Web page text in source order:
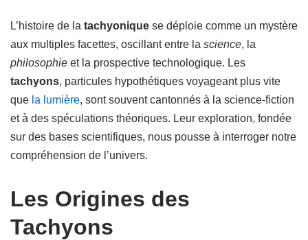
L’histoire de la tachyonique se déploie comme un mystère
aux multiples facettes, oscillant entre la science, la
philosophie et la prospective technologique. Les
tachyons, particules hypothétiques voyageant plus vite
que la lumière, sont souvent cantonnés à la science-fiction
et à des spéculations théoriques. Leur exploration, fondée
sur des bases scientifiques, nous pousse à interroger notre
compréhension de l’univers.
Les Origines des
Tachyons